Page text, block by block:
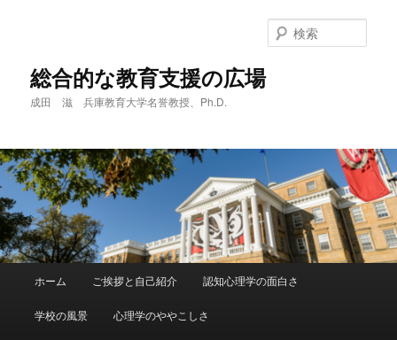
へ
移
動
移
動
総合的な教育支援の広場
成田 滋 兵庫教育大学名誉教授、Ph.D.
索
ホーム ご挨拶と自己紹介 認知心理学の面白さ
学校の風景 心理学のややこしさ